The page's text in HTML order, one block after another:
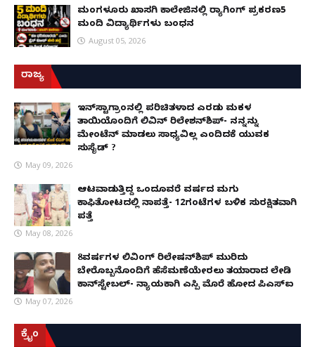
ಮಂಗಳೂರು ಖಾಸಗಿ ಕಾಲೇಜಿನಲ್ಲಿ ರ‌್ಯಾಗಿಂಗ್ ಪ್ರಕರಣ5
ಮಂದಿ ವಿದ್ಯಾರ್ಥಿಗಳು ಬಂಧನ
August 05, 2026
ರಾಜ್ಯ
ಇನ್​ಸ್ಟಾಗ್ರಾಂನಲ್ಲಿ ಪರಿಚಿತಳಾದ ಎರಡು ಮಕ್ಕಳ
ತಾಯಿಯೊಂದಿಗೆ ಲಿವಿನ್ ರಿಲೇಶನ್​ಶಿಪ್- ನನ್ನನ್ನು
ಮೇಂಟೆನ್ ಮಾಡಲು ಸಾಧ್ಯವಿಲ್ಲ ಎಂದಿದಕ್ಕೆ ಯುವಕ
ಸುಸೈಡ್ ?
May 09, 2026
ಆಟವಾಡುತ್ತಿದ್ದ ಒಂದೂವರೆ ವರ್ಷದ ಮಗು
ಕಾಫಿತೋಟದಲ್ಲಿ ನಾಪತ್ತೆ- 12ಗಂಟೆಗಳ ಬಳಿಕ ಸುರಕ್ಷಿತವಾಗಿ
ಪತ್ತೆ
May 08, 2026
8ವರ್ಷಗಳ ಲಿವಿಂಗ್‌ ರಿಲೇಷನ್‌ಶಿಪ್ ಮುರಿದು
ಬೇರೊಬ್ಬನೊಂದಿಗೆ ಹೆಸೆಮಣೆಯೇರಲು ತಯಾರಾದ ಲೇಡಿ
ಕಾನ್‌ಸ್ಟೇಬಲ್- ನ್ಯಾಯಕ್ಕಾಗಿ ಎಸ್ಪಿ ಮೊರೆ ಹೋದ ಪಿಎಸ್ಐ
May 07, 2026
ಕ್ರೈಂ